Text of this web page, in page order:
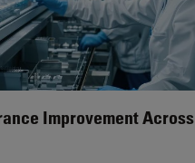
Improvement Across